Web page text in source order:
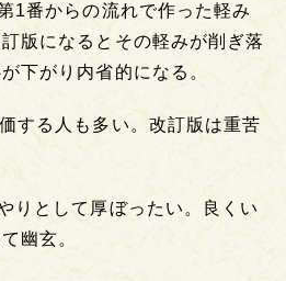
1番からの流れで作った軽み
版になるとその軽みが削ぎ落
下がり内省的になる。
する人も多い。改訂版は重苦
りとして厚ぼったい。良くい
幽玄。